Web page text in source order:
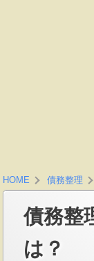
HOME 債務整理
債務整
は？